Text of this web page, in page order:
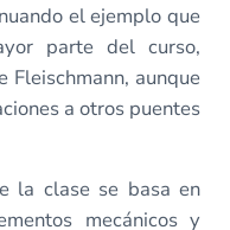
el ejemplo que
parte del curso,
Fleischmann, aunque
a otros puentes
la clase se basa en
mecánicos y